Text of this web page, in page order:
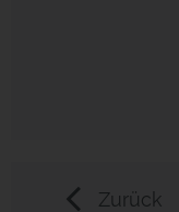
Zurück